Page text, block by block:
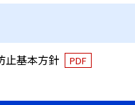
止基本方針 PDF